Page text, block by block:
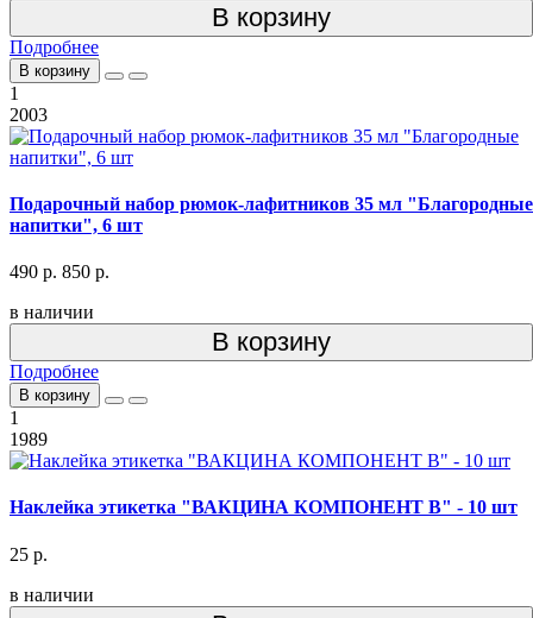
В корзину
Подробнее
В корзину
1
2003
Подарочный набор рюмок-лафитников 35 мл "Благородные
напитки", 6 шт
490 р. 850 р.
в наличии
В корзину
Подробнее
В корзину
1
1989
Наклейка этикетка "ВАКЦИНА КОМПОНЕНТ В" - 10 шт
25 р.
в наличии